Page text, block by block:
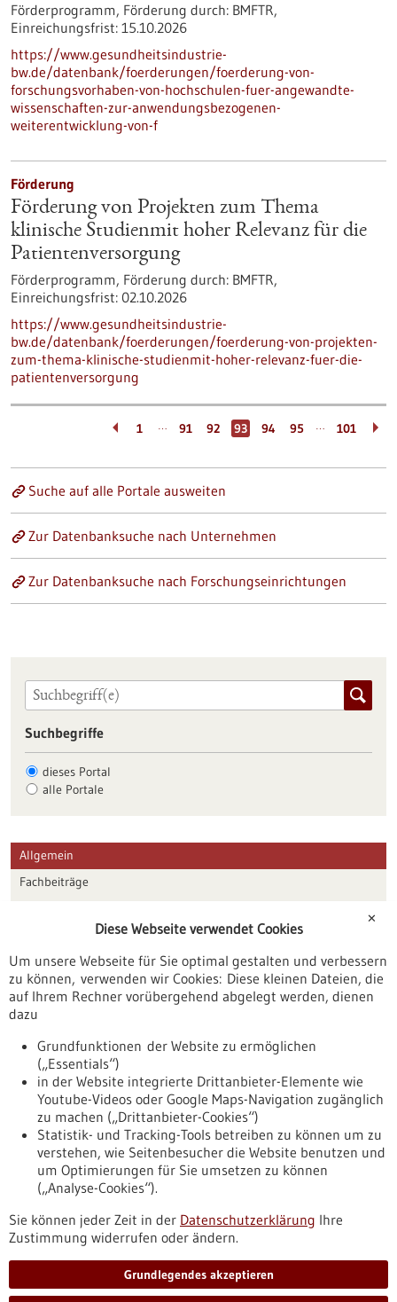
Förderprogramm, Förderung durch: BMFTR,
Einreichungsfrist: 15.10.2026
https://www.gesundheitsindustrie-
bw.de/datenbank/foerderungen/foerderung-von-
forschungsvorhaben-von-hochschulen-fuer-angewandte-
wissenschaften-zur-anwendungsbezogenen-
weiterentwicklung-von-f
Förderung
Förderung von Projekten zum Thema
klinische Studienmit hoher Relevanz für die
Patientenversorgung
Förderprogramm, Förderung durch: BMFTR,
Einreichungsfrist: 02.10.2026
https://www.gesundheitsindustrie-
bw.de/datenbank/foerderungen/foerderung-von-projekten-
zum-thema-klinische-studienmit-hoher-relevanz-fuer-die-
patientenversorgung
1 … 91 92 93 94 95 … 101
Suche auf alle Portale ausweiten
Zur Datenbanksuche nach Unternehmen
Zur Datenbanksuche nach Forschungseinrichtungen
Suchbegriffe
dieses Portal
alle Portale
Allgemein
Fachbeiträge
Veranstaltungen
Erscheinungsdatum
Nach oben
Informiert bleiben
Newsletter abonnieren
✕
Diese Webseite verwendet Cookies
Um unsere Webseite für Sie optimal gestalten und verbessern
zu können, verwenden wir Cookies: Diese kleinen Dateien, die
auf Ihrem Rechner vorübergehend abgelegt werden, dienen
dazu
Grundfunktionen der Website zu ermöglichen
(„Essentials“)
in der Website integrierte Drittanbieter-Elemente wie
Youtube-Videos oder Google Maps-Navigation zugänglich
zu machen („Drittanbieter-Cookies“)
Statistik- und Tracking-Tools betreiben zu können um zu
verstehen, wie Seitenbesucher die Website benutzen und
um Optimierungen für Sie umsetzen zu können
(„Analyse-Cookies“).
Sie können jeder Zeit in der Datenschutzerklärung Ihre
Zustimmung widerrufen oder ändern.
Grundlegendes akzeptieren